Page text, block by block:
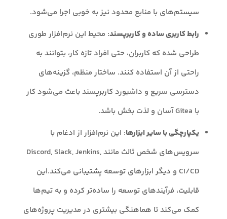
سیستم‌های با منابع محدود نیز به خوبی اجرا می‌شود.
رابط کاربری ساده و کاربرپسند: محیط این نرم‌افزار طوری
طراحی شده که کاربران، حتی افراد تازه کار، بتوانند به
راحتی از آن استفاده کنند. ساختار منظم، گزینه‌های
دسترسی سریع و داشبورد کاربرپسند باعث می‌شود کار
با Gitea آسان و لذت بخش باشد.
یکپارچگی با سایر ابزارها: این نرم‌افزار از ادغام با
سرویس‌های شخص ثالث مانند Discord, Slack, Jenkins,
CI/CD و دیگر ابزارهای توسعه پشتیبانی می‌کند.این
قابلیت، فرآیندهای توسعه را ساده‌تر کرده و به تیم‌ها
کمک می‌کند تا هماهنگی بیشتری در مدیریت پروژه‌های